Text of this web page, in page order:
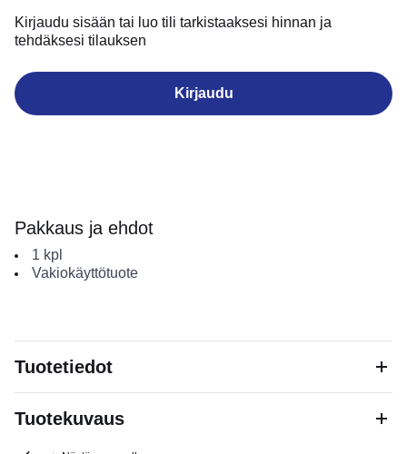
Kirjaudu sisään tai luo tili tarkistaaksesi hinnan ja
tehdäksesi tilauksen
Kirjaudu
Pakkaus ja ehdot
1 kpl
Vakiokäyttötuote
Tuotetiedot
Tuotekuvaus